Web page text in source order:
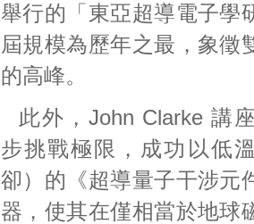
舉行的「東亞超導電子學
屆規模為歷年之最，象徵
的高峰。
此外，John Clarke 講
步挑戰極限，成功以低
卻）的《超導量子干涉元
器，使其在僅相當於地球